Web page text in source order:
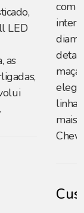
LED
as
com
mais